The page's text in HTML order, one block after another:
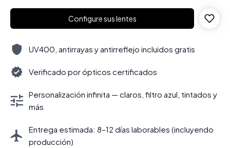
Configure sus lentes
UV400, antirrayas y antirreflejo incluidos gratis
Verificado por ópticos certificados
Personalización infinita — claros, filtro azul, tintados y
más
Entrega estimada: 8–12 días laborables (incluyendo
producción)